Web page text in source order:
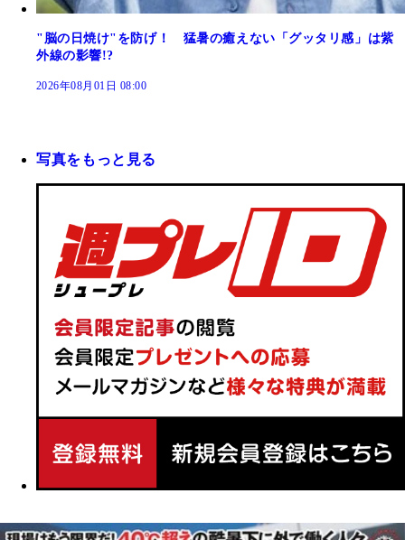
"脳の日焼け"を防げ！ 猛暑の癒えない「グッタリ感」は紫
外線の影響!?
2026年08月01日 08:00
写真をもっと見る